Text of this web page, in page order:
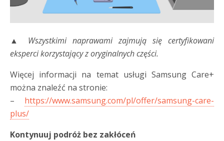
▲ Wszystkimi naprawami zajmują się certyfikowani
eksperci korzystający z oryginalnych części.
Więcej informacji na temat usługi Samsung Care+
można znaleźć na stronie:
– https://www.samsung.com/pl/offer/samsung-care-
plus/
Kontynuuj podróż bez zakłóceń